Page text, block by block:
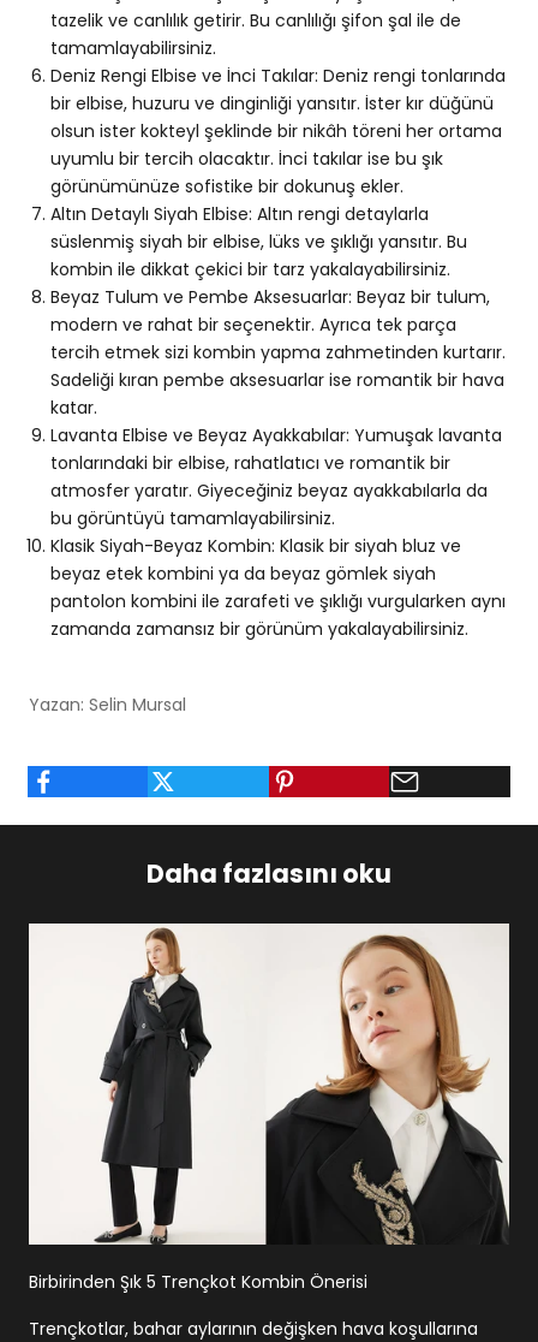
tazelik ve canlılık getirir. Bu canlılığı şifon şal ile de
tamamlayabilirsiniz.
Deniz Rengi Elbise ve İnci Takılar: Deniz rengi tonlarında
bir elbise, huzuru ve dinginliği yansıtır. İster kır düğünü
olsun ister kokteyl şeklinde bir nikâh töreni her ortama
uyumlu bir tercih olacaktır. İnci takılar ise bu şık
görünümünüze sofistike bir dokunuş ekler.
Altın Detaylı Siyah Elbise: Altın rengi detaylarla
süslenmiş siyah bir elbise, lüks ve şıklığı yansıtır. Bu
kombin ile dikkat çekici bir tarz yakalayabilirsiniz.
Beyaz Tulum ve Pembe Aksesuarlar: Beyaz bir tulum,
modern ve rahat bir seçenektir. Ayrıca tek parça
tercih etmek sizi kombin yapma zahmetinden kurtarır.
Sadeliği kıran pembe aksesuarlar ise romantik bir hava
katar.
Lavanta Elbise ve Beyaz Ayakkabılar: Yumuşak lavanta
tonlarındaki bir elbise, rahatlatıcı ve romantik bir
atmosfer yaratır. Giyeceğiniz beyaz ayakkabılarla da
bu görüntüyü tamamlayabilirsiniz.
Klasik Siyah-Beyaz Kombin: Klasik bir siyah bluz ve
beyaz etek kombini ya da beyaz gömlek siyah
pantolon kombini ile zarafeti ve şıklığı vurgularken aynı
zamanda zamansız bir görünüm yakalayabilirsiniz.
Yazan: Selin Mursal
Daha fazlasını oku
Birbirinden Şık 5 Trençkot Kombin Önerisi
Trençkotlar, bahar aylarının değişken hava koşullarına